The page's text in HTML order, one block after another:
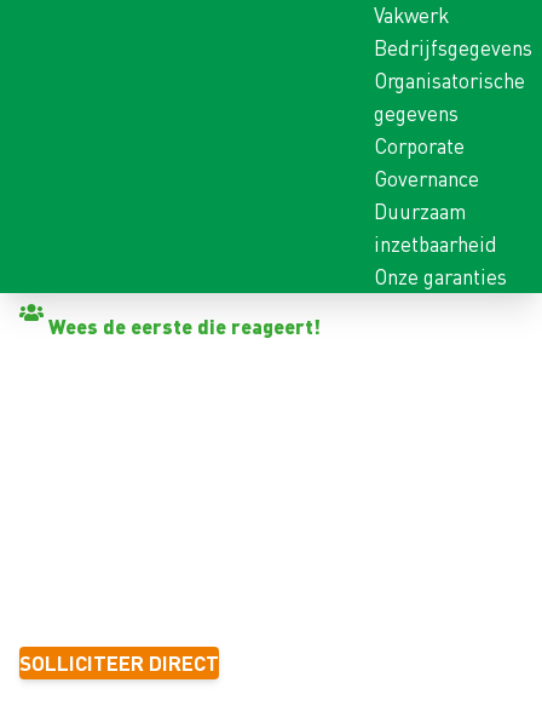
Vakwerk
Bedrijfsgegevens
Organisatorische
gegevens
Corporate
Governance
Duurzaam
inzetbaarheid
Onze garanties
Wees de eerste die reageert!
SOLLICITEER DIRECT